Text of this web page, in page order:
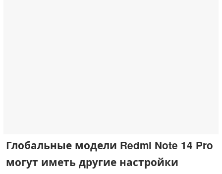
Глобальные модели Redmi Note 14 Pro
могут иметь другие настройки